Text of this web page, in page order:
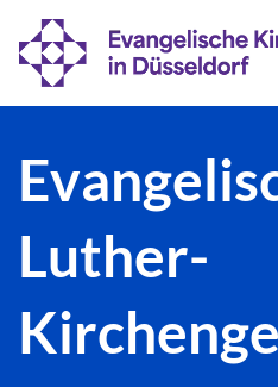
Luther-